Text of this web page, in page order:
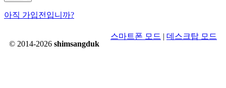
아직 가입전입니까?
© 2014-2026 shimsangduk
스마트폰 모드 | 데스크탑 모드